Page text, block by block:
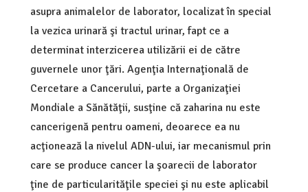
asupra animalelor de laborator, localizat în special
la vezica urinară şi tractul urinar, fapt ce a
determinat interzicerea utilizării ei de către
guvernele unor ţări. Agenţia Internaţională de
Cercetare a Cancerului, parte a Organizaţiei
Mondiale a Sănătăţii, susţine că zaharina nu este
cancerigenă pentru oameni, deoarece ea nu
acţionează la nivelul ADN-ului, iar mecanismul prin
care se produce cancer la şoarecii de laborator
ţine de particularităţile speciei şi nu este aplicabil